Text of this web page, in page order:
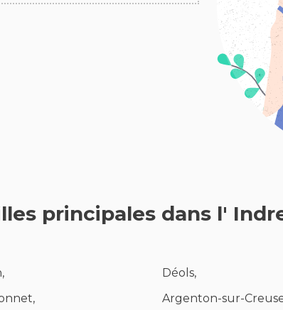
principales dans l'
Déols,
Argenton-sur-